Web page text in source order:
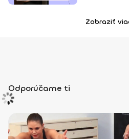
Zobraziť
Odporúčame ti